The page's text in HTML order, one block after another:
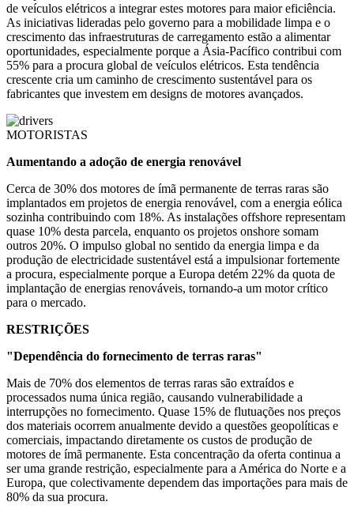
de veículos elétricos a integrar estes motores para maior eficiência.
As iniciativas lideradas pelo governo para a mobilidade limpa e o
crescimento das infraestruturas de carregamento estão a alimentar
oportunidades, especialmente porque a Ásia-Pacífico contribui com
55% para a procura global de veículos elétricos. Esta tendência
crescente cria um caminho de crescimento sustentável para os
fabricantes que investem em designs de motores avançados.
MOTORISTAS
Aumentando a adoção de energia renovável
Cerca de 30% dos motores de ímã permanente de terras raras são
implantados em projetos de energia renovável, com a energia eólica
sozinha contribuindo com 18%. As instalações offshore representam
quase 10% desta parcela, enquanto os projetos onshore somam
outros 20%. O impulso global no sentido da energia limpa e da
produção de electricidade sustentável está a impulsionar fortemente
a procura, especialmente porque a Europa detém 22% da quota de
implantação de energias renováveis, tornando-a um motor crítico
para o mercado.
RESTRIÇÕES
"Dependência do fornecimento de terras raras"
Mais de 70% dos elementos de terras raras são extraídos e
processados ​​numa única região, causando vulnerabilidade a
interrupções no fornecimento. Quase 15% de flutuações nos preços
dos materiais ocorrem anualmente devido a questões geopolíticas e
comerciais, impactando diretamente os custos de produção de
motores de ímã permanente. Esta concentração da oferta continua a
ser uma grande restrição, especialmente para a América do Norte e a
Europa, que colectivamente dependem das importações para mais de
80% da sua procura.